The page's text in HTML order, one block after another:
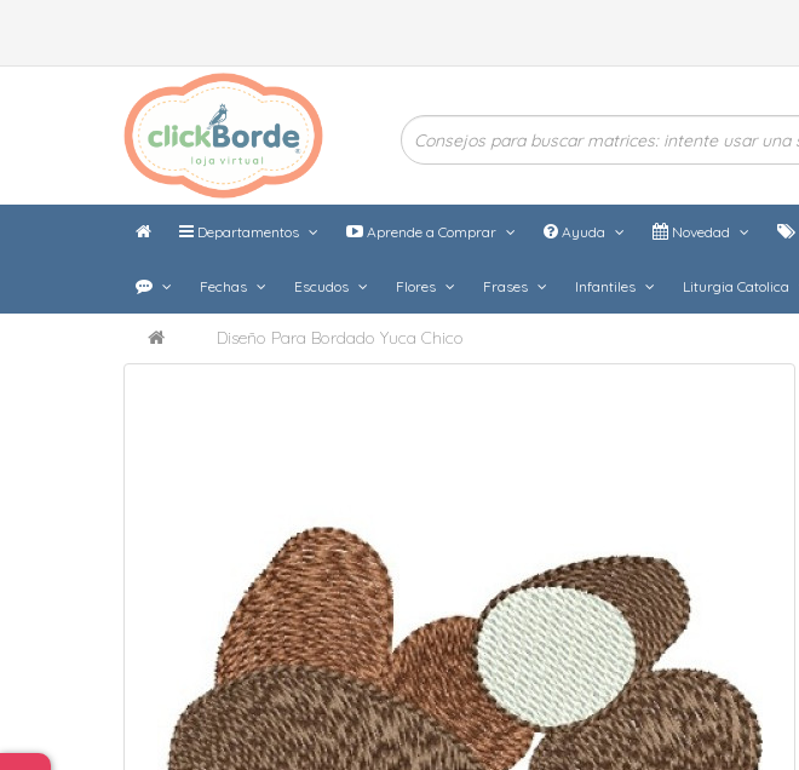
Departamentos Aprende a Comprar Ayuda Novedad
Fechas Escudos Flores Frases Infantiles Liturgia Catolica
Diseño Para Bordado Yuca Chico